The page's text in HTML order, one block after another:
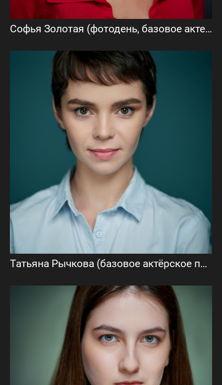
Софья Золотая (фотодень, базовое актерское портфолио)
Татьяна Рычкова (базовое актёрское портфолио)